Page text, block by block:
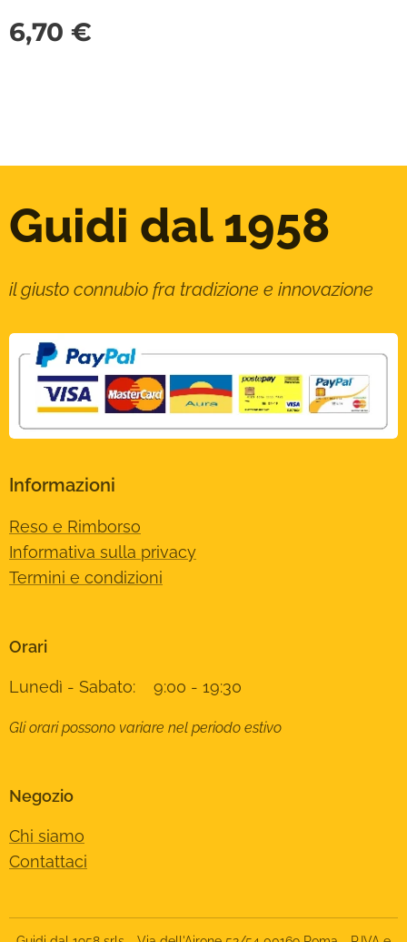
6,70 €
Guidi dal 1958
il giusto connubio fra tradizione e innovazione
Informazioni
Reso e Rimborso
Informativa sulla privacy
Termini e condizioni
Orari
Lunedì - Sabato: 9:00 - 19:30
Gli orari possono variare nel periodo estivo
Negozio
Chi siamo
Contattaci